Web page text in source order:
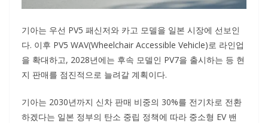
기아는 우선 PV5 패신저와 카고 모델을 일본 시장에 선보인
다. 이후 PV5 WAV(Wheelchair Accessible Vehicle)로 라인업
을 확대하고, 2028년에는 후속 모델인 PV7을 출시하는 등 현
지 판매를 점진적으로 늘려갈 계획이다.
기아는 2030년까지 신차 판매 비중의 30%를 전기차로 전환
하겠다는 일본 정부의 탄소 중립 정책에 따라 중소형 EV 밴